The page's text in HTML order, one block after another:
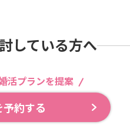
している方へ
活プランを提案
約する